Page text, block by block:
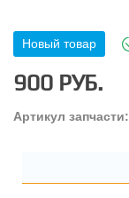
Новый товар
900 РУБ.
Артикул запчасти: